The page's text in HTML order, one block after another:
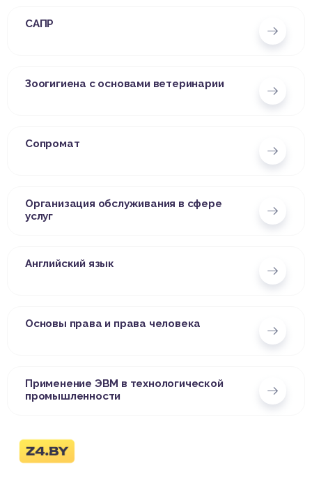
САПР
Зоогигиена с основами ветеринарии
Сопромат
Организация обслуживания в сфере
услуг
Английский язык
Основы права и права человека
Применение ЭВМ в технологической
промышленности